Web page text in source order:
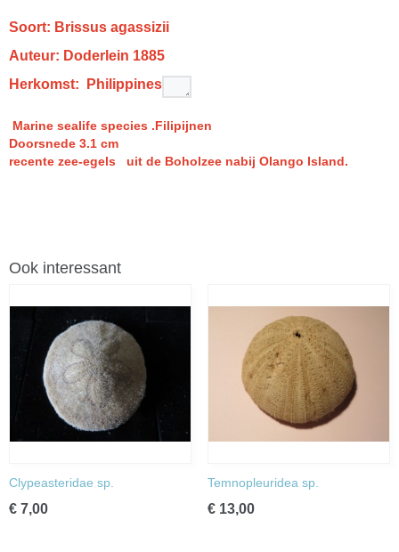
Soort: Brissus agassizii
Auteur: Doderlein 1885
Herkomst: Philippines
Marine sealife species .Filipijnen
Doorsnede 3.1 cm
recente zee-egels uit de Boholzee nabij Olango Island.
Ook interessant
Clypeasteridae sp.
€ 7,00
Temnopleuridea sp.
€ 13,00